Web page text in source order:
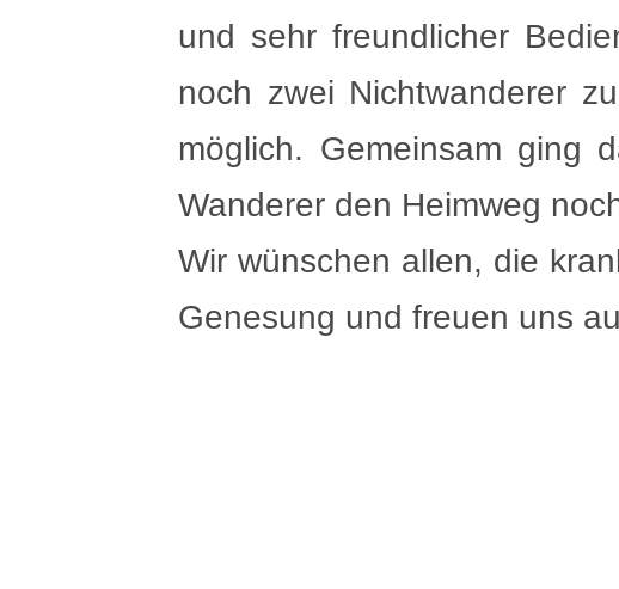
und sehr freundlicher
noch zwei Nichtwanderer
möglich. Gemeinsam ging
Wanderer den Heimweg
Wir wünschen allen, die
Genesung und freuen uns